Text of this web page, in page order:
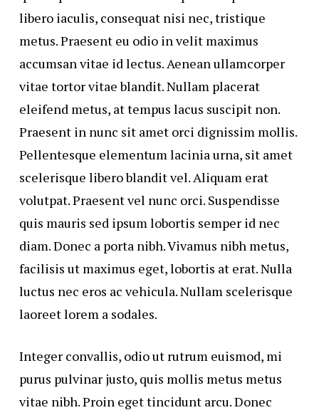
libero iaculis, consequat nisi nec, tristique
metus. Praesent eu odio in velit maximus
accumsan vitae id lectus. Aenean ullamcorper
vitae tortor vitae blandit. Nullam placerat
eleifend metus, at tempus lacus suscipit non.
Praesent in nunc sit amet orci dignissim mollis.
Pellentesque elementum lacinia urna, sit amet
scelerisque libero blandit vel. Aliquam erat
volutpat. Praesent vel nunc orci. Suspendisse
quis mauris sed ipsum lobortis semper id nec
diam. Donec a porta nibh. Vivamus nibh metus,
facilisis ut maximus eget, lobortis at erat. Nulla
luctus nec eros ac vehicula. Nullam scelerisque
laoreet lorem a sodales.
Integer convallis, odio ut rutrum euismod, mi
purus pulvinar justo, quis mollis metus metus
vitae nibh. Proin eget tincidunt arcu. Donec